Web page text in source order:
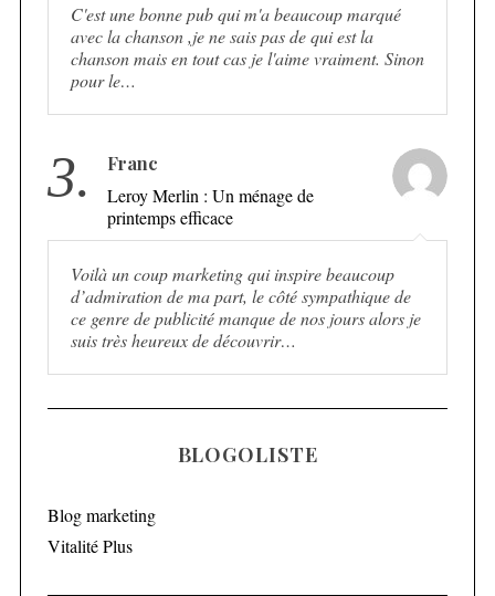
C'est une bonne pub qui m'a beaucoup marqué
avec la chanson ,je ne sais pas de qui est la
chanson mais en tout cas je l'aime vraiment. Sinon
pour le…
3.
Franc
Leroy Merlin : Un ménage de
printemps efficace
Voilà un coup marketing qui inspire beaucoup
d’admiration de ma part, le côté sympathique de
ce genre de publicité manque de nos jours alors je
suis très heureux de découvrir…
BLOGOLISTE
Blog marketing
Vitalité Plus